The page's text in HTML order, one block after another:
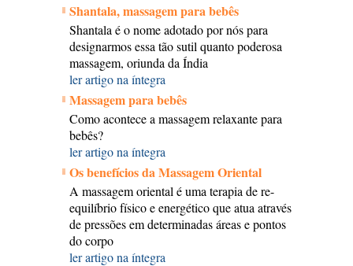
Shantala, massagem para bebês
Shantala é o nome adotado por nós para
designarmos essa tão sutil quanto poderosa
massagem, oriunda da Índia
ler artigo na íntegra
Massagem para bebês
Como acontece a massagem relaxante para
bebês?
ler artigo na íntegra
Os benefícios da Massagem Oriental
A massagem oriental é uma terapia de re-
equilíbrio físico e energético que atua através
de pressões em determinadas áreas e pontos
do corpo
ler artigo na íntegra